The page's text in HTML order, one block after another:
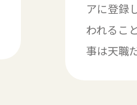
アに登録
われるこ
事は天職